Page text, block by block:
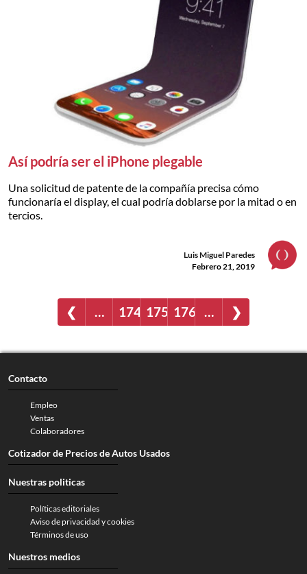
Así podría ser el iPhone plegable
Una solicitud de patente de la compañía precisa cómo
funcionaría el display, el cual podría doblarse por la mitad o en
tercios.
Luis Miguel Paredes
Febrero 21, 2019
❮ … 174 175 176 … ❯
Contacto
Empleo
Ventas
Colaboradores
Cotizador de Precios de Autos Usados
Nuestras politicas
Políticas editoriales
Aviso de privacidad y cookies
Términos de uso
Nuestros medios